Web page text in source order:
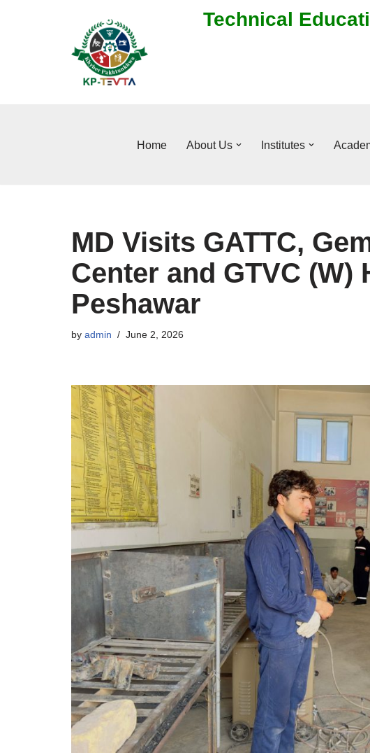
Technical
Home About Us Institutes
MD Visits GATTC,
Center and GTVC (W)
Peshawar
by admin June 2, 2026